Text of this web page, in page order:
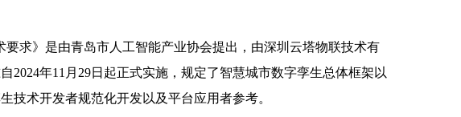
求》是由青岛市人工智能产业协会提出，由深圳云塔物联技术有
年11月29日起正式实施，规定了智慧城市数字孪生总体框架以
技术开发者规范化开发以及平台应用者参考。